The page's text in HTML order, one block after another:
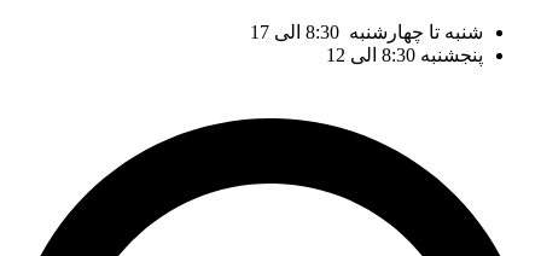
شنبه تا چهارشنبه 8:30 الی 17
پنجشنبه 8:30 الی 12